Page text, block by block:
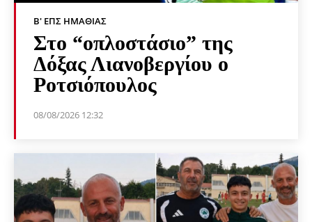
Β' ΕΠΣ ΗΜΑΘΊΑΣ
Στο “οπλοστάσιο” της
Δόξας Λιανοβεργίου ο
Ροτσιόπουλος
08/08/2026 12:32